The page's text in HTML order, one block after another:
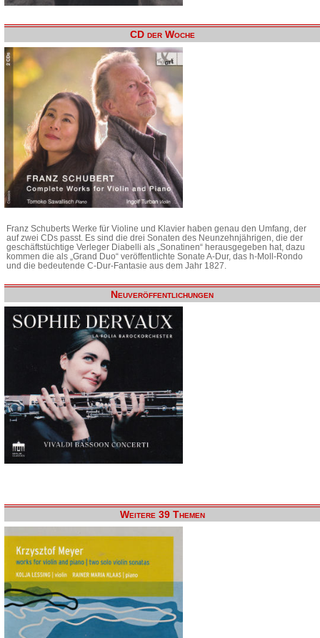
CD der Woche
Franz Schuberts Werke für Violine und Klavier haben genau den Umfang, der
auf zwei CDs passt. Es sind die drei Sonaten des Neunzehnjährigen, die der
geschäftstüchtige Verleger Diabelli als „Sonatinen“ herausgegeben hat, dazu
kommen die als „Grand Duo“ veröffentlichte Sonate A-Dur, das h-Moll-Rondo
und die bedeutende C-Dur-Fantasie aus dem Jahr 1827.
Neuveröffentlichungen
Weitere 39 Themen